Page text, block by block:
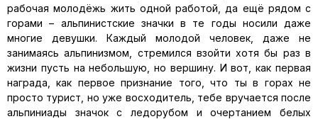
рабочая молодёжь жить одной работой, да ещё рядом с
горами – альпинистские значки в те годы носили даже
многие девушки. Каждый молодой человек, даже не
занимаясь альпинизмом, стремился взойти хотя бы раз в
жизни пусть на небольшую, но вершину. И вот, как первая
награда, как первое признание того, что ты в горах не
просто турист, но уже восходитель, тебе вручается после
альпиниады значок с ледорубом и очертанием белых